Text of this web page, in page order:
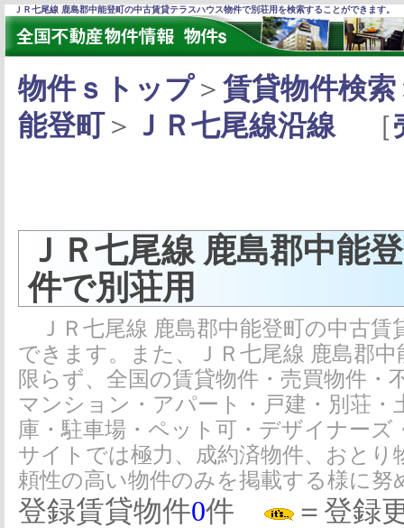
ＪＲ七尾線 鹿島郡中能登町の中古賃貸テラスハウス物件で別荘用を検索することができます。
物件ｓトップ＞ 賃貸物件検索
能登町
＞ ＪＲ七尾線沿線［
ＪＲ七尾線 鹿島郡中能
件で別荘用
ＪＲ七尾線 鹿島郡中能登町の中古
できます。また、ＪＲ七尾線 鹿島郡
限らず、全国の賃貸物件・売買物件・
マンション・アパート・戸建・別荘
庫・駐車場・ペット可・デザイナー
サイトでは極力、成約済物件、おと
頼性の高い物件のみを掲載する様に努
登録賃貸物件0件
＝登録